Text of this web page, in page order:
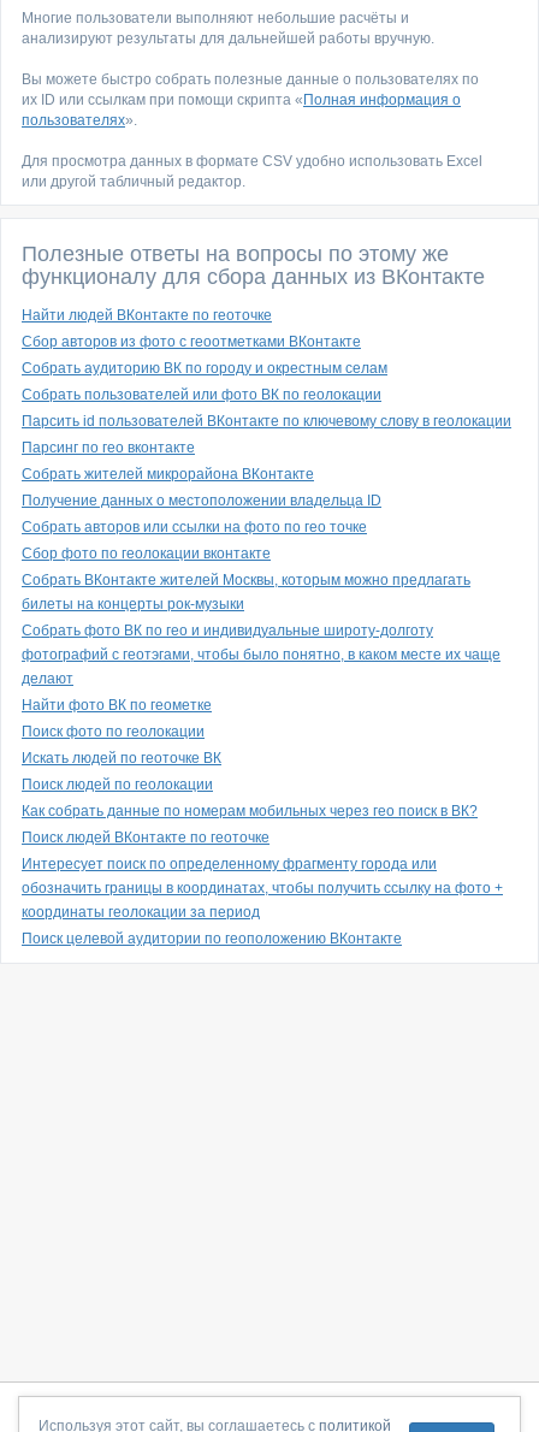
Многие пользователи выполняют небольшие расчёты и
анализируют результаты для дальнейшей работы вручную.
Вы можете быстро собрать полезные данные о пользователях по
их ID или ссылкам при помощи скрипта « Полная информация о
пользователях».
Для просмотра данных в формате CSV удобно использовать Excel
или другой табличный редактор.
Полезные ответы на вопросы по этому же
функционалу для сбора данных из ВКонтакте
Найти людей ВКонтакте по геоточке
Сбор авторов из фото с геоотметками ВКонтакте
Собрать аудиторию ВК по городу и окрестным селам
Собрать пользователей или фото ВК по геолокации
Парсить id пользователей ВКонтакте по ключевому слову в геолокации
Парсинг по гео вконтакте
Собрать жителей микрорайона ВКонтакте
Получение данных о местоположении владельца ID
Собрать авторов или ссылки на фото по гео точке
Сбор фото по геолокации вконтакте
Собрать ВКонтакте жителей Москвы, которым можно предлагать
билеты на концерты рок-музыки
Собрать фото ВК по гео и индивидуальные широту-долготу
фотографий с геотэгами, чтобы было понятно, в каком месте их чаще
делают
Найти фото ВК по геометке
Поиск фото по геолокации
Искать людей по геоточке ВК
Поиск людей по геолокации
Как собрать данные по номерам мобильных через гео поиск в ВК?
Поиск людей ВКонтакте по геоточке
Интересует поиск по определенному фрагменту города или
обозначить границы в координатах, чтобы получить ссылку на фото +
координаты геолокации за период
Поиск целевой аудитории по геоположению ВКонтакте
О сайте|С чего начать|Контакты|Партнёрская программа
Используя этот сайт, вы соглашаетесь с политикой